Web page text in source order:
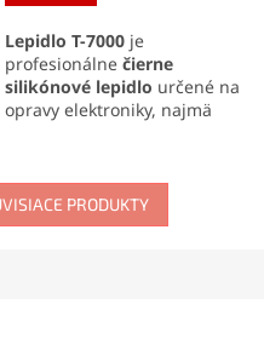
hviezdičiek.
Lepidlo T-7000 je
profesionálne čierne
silikónové lepidlo určené na
opravy elektroniky, najmä
pevnosťou, pružnosťou a
odolnosťouvoči vode a
mechanickému namáhaniu.
PRODUKTY